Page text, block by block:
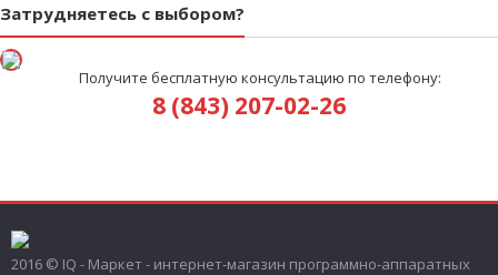
Затрудняетесь с выбором?
Получите бесплатную консультацию по телефону:
8 (843) 207-02-26
2016 © IQ - Маркет - интернет-магазин программно-аппаратных